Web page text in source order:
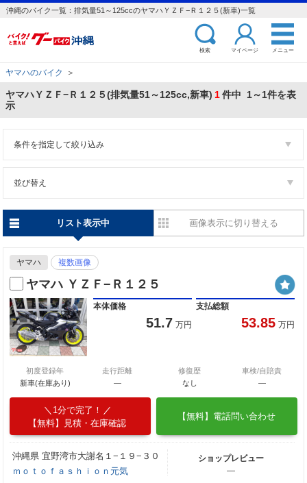
沖縄のバイク一覧：排気量51～125ccのヤマハＹＺＦ−Ｒ１２５(新車)一覧
検索 マイページ メニュー
ヤマハのバイク ＞
ヤマハＹＺＦ−Ｒ１２５(排気量51～125cc,新車) 1件中 1～1件を表
示
条件を指定して絞り込み
並び替え
リスト表示中 画像表示に切り替える
ヤマハ 複数画像
ヤマハ ＹＺＦ−Ｒ１２５
本体価格
51.7 万円
支払総額
53.85 万円
初度登録年
新車(在庫あり)
走行距離
―
修復歴
なし
車検/自賠責
―
1分で完了！
【無料】見積・在庫確認
【無料】電話問い合わせ
沖縄県 宜野湾市大謝名１−１９−３０
ｍｏｔｏｆａｓｈｉｏｎ元気
ショップレビュー
―